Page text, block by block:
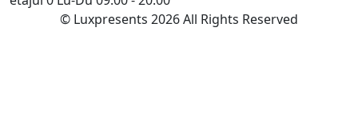
© Luxpresents 2026 All Rights Reserved